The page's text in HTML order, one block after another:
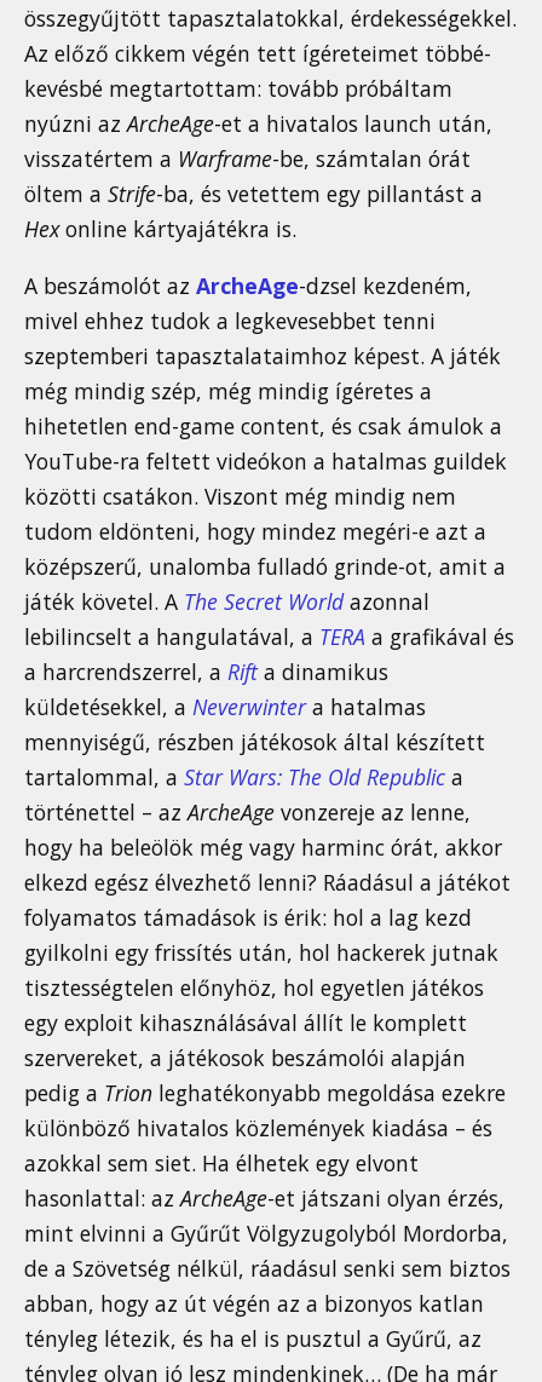
összegyűjtött tapasztalatokkal, érdekességekkel.
Az előző cikkem végén tett ígéreteimet többé-
kevésbé megtartottam: tovább próbáltam
nyúzni azArcheAge-et a hivatalos launch után,
visszatértem a Warframe-be, számtalan órát
öltem a Strife-ba, és vetettem egy pillantást a
Hexonline kártyajátékra is.
A beszámolót az ArcheAge-dzsel kezdeném,
mivel ehhez tudok a legkevesebbet tenni
szeptemberi tapasztalataimhoz képest. A játék
még mindig szép, még mindig ígéretes a
hihetetlen end-game content, és csak ámulok a
YouTube-ra feltett videókon a hatalmas guildek
közötti csatákon. Viszont még mindig nem
tudom eldönteni, hogy mindez megéri-e azt a
középszerű, unalomba fulladó grinde-ot, amit a
játék követel. A The Secret Worldazonnal
lebilincselt a hangulatával, a TERA a grafikával és
a harcrendszerrel, a Rifta dinamikus
küldetésekkel, a Neverwintera hatalmas
mennyiségű, részben játékosok által készített
tartalommal, a Star Wars: The Old Republic a
történettel – azArcheAge vonzereje az lenne,
hogy ha beleölök még vagy harminc órát, akkor
elkezd egész élvezhető lenni? Ráadásul a játékot
folyamatos támadások is érik: hol a lag kezd
gyilkolni egy frissítés után, hol hackerek jutnak
tisztességtelen előnyhöz, hol egyetlen játékos
egy exploit kihasználásával állít le komplett
szervereket, a játékosok beszámolói alapján
pedig a Trion leghatékonyabb megoldása ezekre
különböző hivatalos közlemények kiadása – és
azokkal sem siet. Ha élhetek egy elvont
hasonlattal: azArcheAge-et játszani olyan érzés,
mint elvinni a Gyűrűt Völgyzugolyból Mordorba,
de a Szövetség nélkül, ráadásul senki sem biztos
abban, hogy az út végén az a bizonyos katlan
tényleg létezik, és ha el is pusztul a Gyűrű, az
tényleg olyan jó lesz mindenkinek… (De ha már